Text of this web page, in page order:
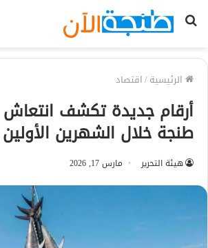
بحث
الرئيسية/اقتصاد
أرقام جديدة تكشف انتعاش
طنجة خلال الشهرين الأولين من
هيئة التحرير مارس 17, 2026